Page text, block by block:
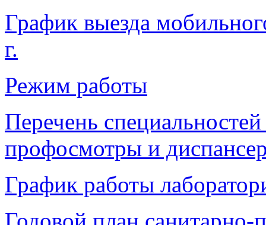
График выезда
г.
Режим работы
Перечень
профосмотры и
График работы